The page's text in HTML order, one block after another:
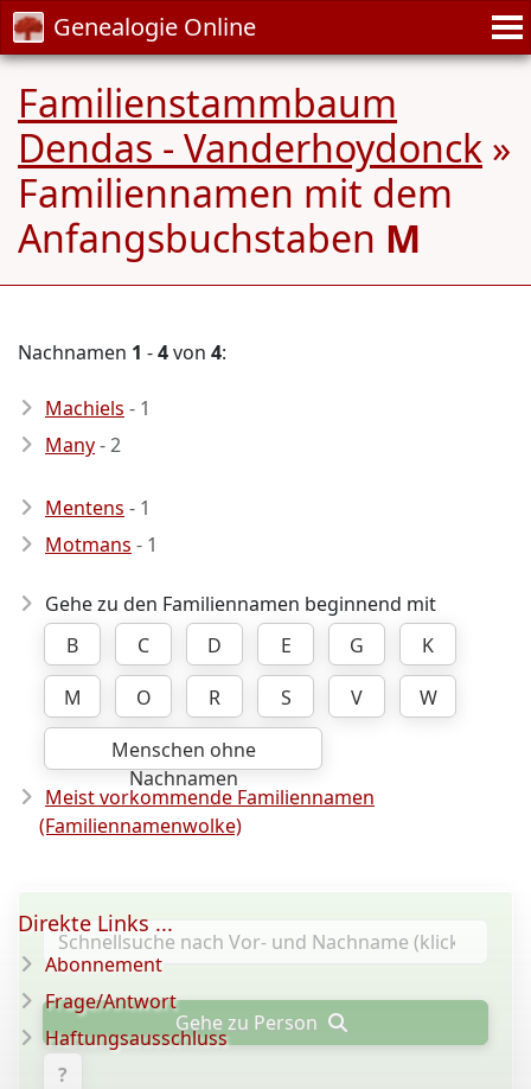
Genealogie Online
Familienstammbaum
Dendas - Vanderhoydonck »
Familiennamen mit dem
Anfangsbuchstaben M
Nachnamen 1 -4von 4:
Machiels - 1
Many- 2
Mentens - 1
Motmans - 1
Gehe zu den Familiennamen beginnend mit
B
C D E G
K
M
O R S V
W
Menschen ohne
Nachnamen
Meist vorkommende Familiennamen
(Familiennamenwolke)
Gehe zu Person
?
Direkte Links ...
Abonnement
Frage/Antwort
Haftungsausschluss